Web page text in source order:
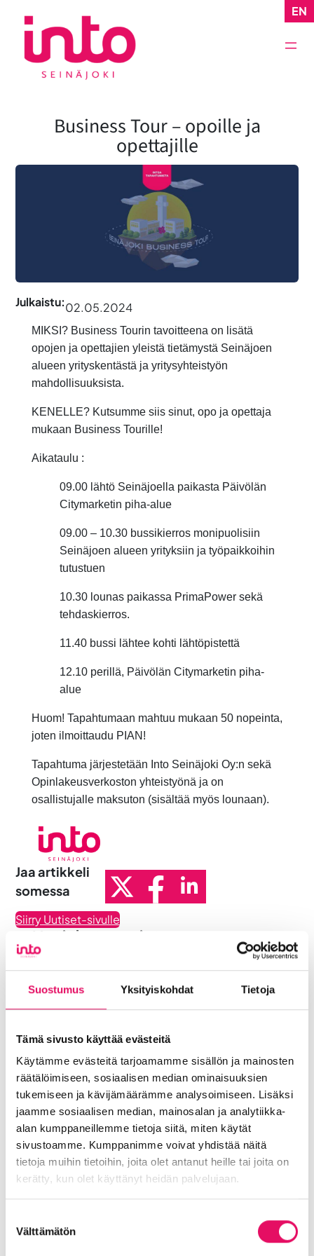
Suostumus Yksityiskohdat Tietoja
Tämä sivusto käyttää evästeitä
Käytämme evästeitä tarjoamamme sisällön ja mainosten
räätälöimiseen, sosiaalisen median ominaisuuksien
tukemiseen ja kävijämäärämme analysoimiseen. Lisäksi
jaamme sosiaalisen median, mainosalan ja analytiikka-
alan kumppaneillemme tietoja siitä, miten käytät
sivustoamme. Kumppanimme voivat yhdistää näitä
tietoja muihin tietoihin, joita olet antanut heille tai joita on
kerätty, kun olet käyttänyt heidän palvelujaan.
valinta
Välttämätön
sisältöön
EN
Business Tour – opoille ja
opettajille
Julkaistu:02.05.2024
MIKSI? Business Tourin tavoitteena on lisätä
opojen ja opettajien yleistä tietämystä Seinäjoen
alueen yrityskentästä ja yritysyhteistyön
mahdollisuuksista.
KENELLE? Kutsumme siis sinut, opo ja opettaja
mukaan Business Tourille!
Aikataulu :
09.00 lähtö Seinäjoella paikasta Päivölän
Citymarketin piha-alue
09.00 – 10.30 bussikierros monipuolisiin
Seinäjoen alueen yrityksiin ja työpaikkoihin
tutustuen
10.30 lounas paikassa PrimaPower sekä
tehdaskierros.
11.40 bussi lähtee kohti lähtöpistettä
12.10 perillä, Päivölän Citymarketin piha-
alue
Huom! Tapahtumaan mahtuu mukaan 50 nopeinta,
joten ilmoittaudu PIAN!
Tapahtuma järjestetään Into Seinäjoki Oy:n sekä
Opinlakeusverkoston yhteistyönä ja on
osallistujalle maksuton (sisältää myös lounaan).
Jaa artikkeli
somessa
Siirry Uutiset-sivulle
Uutiskategoriat
Into työpaikkana
Kansainvälistyminen
Sijoittuminen Seinäjoelle
Tapahtumat
Töihin Seinäjoelle
Toimitilat ja tontit
Uutiset
Vastuullisuus
Yrittäjätarinat
Yrityskaupat
Yritysneuvonta
Yritysrahoitus
Yritysuutiset
Uusimmat uutiset
Maailma löysi Seinäjoen
Lue koko artikkeli